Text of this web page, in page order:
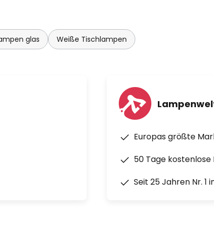
glas Weiße Tischlampen
Europas größte
50 Tage kostenlose
Seit 25 Jahren Nr. 1